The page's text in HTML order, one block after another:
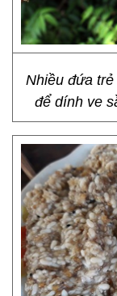
Nhiều đứa
để dính ve